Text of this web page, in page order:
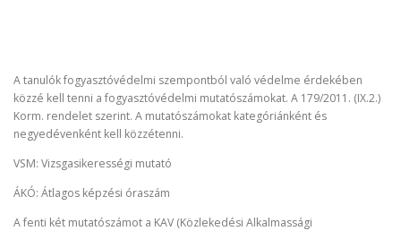
A tanulók fogyasztóvédelmi szempontból való védelme érdekében
közzé kell tenni a fogyasztóvédelmi mutatószámokat. A 179/2011. (IX.2.)
Korm. rendelet szerint. A mutatószámokat kategóriánként és
negyedévenként kell közzétenni.
VSM: Vizsgasikerességi mutató
ÁKÓ: Átlagos képzési óraszám
A fenti két mutatószámot a KAV (Közlekedési Alkalmassági